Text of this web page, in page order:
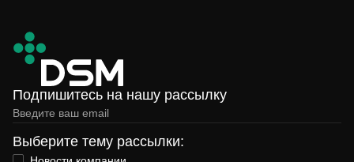
Подпишитесь на нашу рассылку
Выберите тему рассылки: